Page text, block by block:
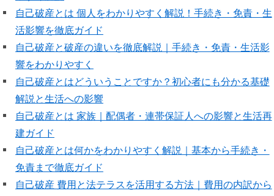
自己破産とは 個人をわかりやすく解説！手続き・免責・生
活影響を徹底ガイド
自己破産と破産の違いを徹底解説｜手続き・免責・生活影
響をわかりやすく
自己破産とはどういうことですか？初心者にも分かる基礎
解説と生活への影響
自己破産とは 家族｜配偶者・連帯保証人への影響と生活再
建ガイド
自己破産とは何かをわかりやすく解説｜基本から手続き・
免責まで徹底ガイド
自己破産 費用と法テラスを活用する方法｜費用の内訳から